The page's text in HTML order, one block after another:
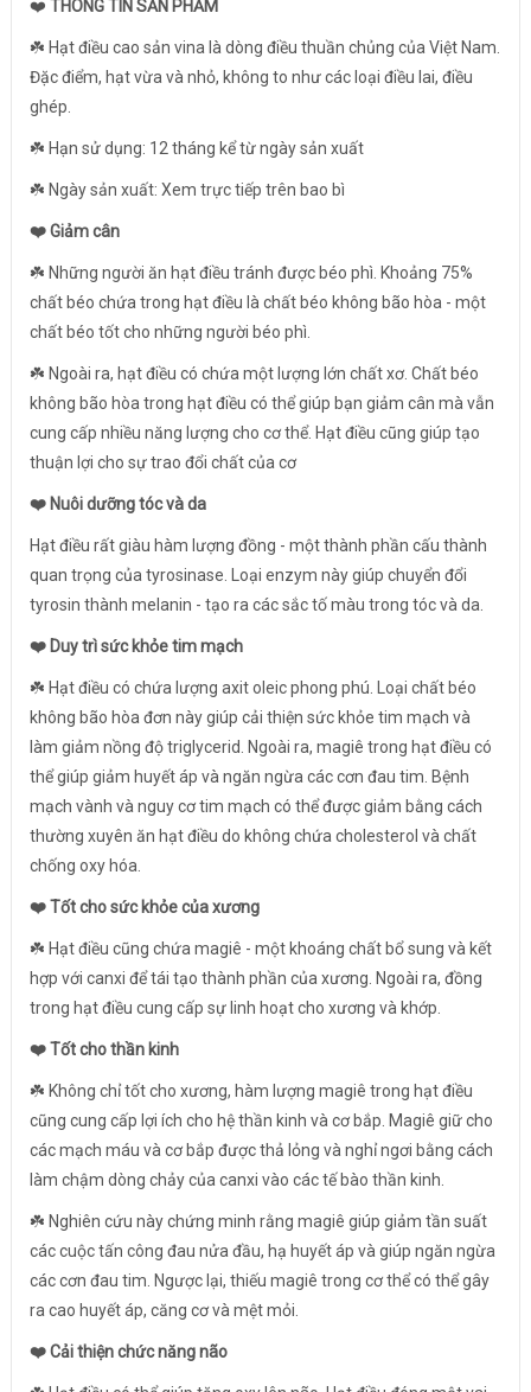
❤️ THÔNG TIN SẢN PHẨM
☘️ Hạt điều cao sản vina là dòng điều thuần chủng của Việt Nam.
Đặc điểm, hạt vừa và nhỏ, không to như các loại điều lai, điều
ghép.
☘️ Hạn sử dụng: 12 tháng kể từ ngày sản xuất
☘️ Ngày sản xuất: Xem trực tiếp trên bao bì
❤️ Giảm cân
☘️ Những người ăn hạt điều tránh được béo phì. Khoảng 75%
chất béo chứa trong hạt điều là chất béo không bão hòa - một
chất béo tốt cho những người béo phì.
☘️ Ngoài ra, hạt điều có chứa một lượng lớn chất xơ. Chất béo
không bão hòa trong hạt điều có thể giúp bạn giảm cân mà vẫn
cung cấp nhiều năng lượng cho cơ thể. Hạt điều cũng giúp tạo
thuận lợi cho sự trao đổi chất của cơ
❤️ Nuôi dưỡng tóc và da
Hạt điều rất giàu hàm lượng đồng - một thành phần cấu thành
quan trọng của tyrosinase. Loại enzym này giúp chuyển đổi
tyrosin thành melanin - tạo ra các sắc tố màu trong tóc và da.
❤️ Duy trì sức khỏe tim mạch
☘️ Hạt điều có chứa lượng axit oleic phong phú. Loại chất béo
không bão hòa đơn này giúp cải thiện sức khỏe tim mạch và
làm giảm nồng độ triglycerid. Ngoài ra, magiê trong hạt điều có
thể giúp giảm huyết áp và ngăn ngừa các cơn đau tim. Bệnh
mạch vành và nguy cơ tim mạch có thể được giảm bằng cách
thường xuyên ăn hạt điều do không chứa cholesterol và chất
chống oxy hóa.
❤️ Tốt cho sức khỏe của xương
☘️ Hạt điều cũng chứa magiê - một khoáng chất bổ sung và kết
hợp với canxi để tái tạo thành phần của xương. Ngoài ra, đồng
trong hạt điều cung cấp sự linh hoạt cho xương và khớp.
❤️ Tốt cho thần kinh
☘️ Không chỉ tốt cho xương, hàm lượng magiê trong hạt điều
cũng cung cấp lợi ích cho hệ thần kinh và cơ bắp. Magiê giữ cho
các mạch máu và cơ bắp được thả lỏng và nghỉ ngơi bằng cách
làm chậm dòng chảy của canxi vào các tế bào thần kinh.
☘️ Nghiên cứu này chứng minh rằng magiê giúp giảm tần suất
các cuộc tấn công đau nửa đầu, hạ huyết áp và giúp ngăn ngừa
các cơn đau tim. Ngược lại, thiếu magiê trong cơ thể có thể gây
ra cao huyết áp, căng cơ và mệt mỏi.
❤️ Cải thiện chức năng não